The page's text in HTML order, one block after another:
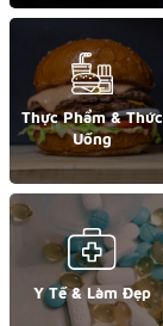
Thực Phẩm & Thức
Uống
Y Tế & Làm Đẹp